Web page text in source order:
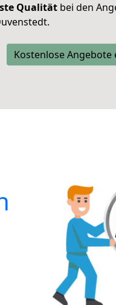
Qualität bei den
Kostenlose Angebote